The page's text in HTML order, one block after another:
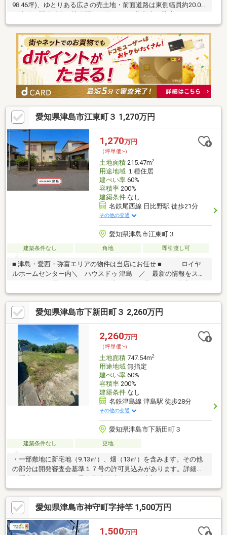
98.46坪)、ゆとりある広さの売土地・前面道路は東側幅員約20.0m
も検討可能・採光や窓の位置等、周囲の建物を考慮したプランニ
ングが可能・現況更地、プラン確定後スムーズに建築へ移行可
能・お好きなハウスメーカー・工務店等で建築可能▼周辺環境・
津島市立西小学校 徒歩5分(約350m)・ドラッグストア「ゲンキー
一本木店」徒歩2分(約90m)■ ご希望の住まい探しをお手伝いしま
す ━━━━━・・・物件の詳細・ご相談はお気軽にお問い合わせ
ください。
愛知県津島市江東町３ 1,270万円
1,270万円
（坪単価:-）
土地面積215.47m2
用途地域１種住居
建ぺい率60%
容積率200%
建築条件なし
名鉄尾西線 日比野駅 徒歩21分
その他の交通
愛知県津島市江東町３
建築条件なし 角地 即引渡し可
■ 津島・愛西・弥富エリアの物件は当店にお任せ ■ ロイヤ
ルホームセンター内＼ ハウスドゥ 津島 ／ 最新の情報をスピ
決！ネットに掲載していない物件は店頭でご紹介いたします。◆
西小学校/天王中学校◆解体更地渡し◆北東角地◆生活至便な住
環境◆近くには緑豊かな天王川公園あり※写真をクリックする
と、詳細をご覧いただけます。勤続年数が短い方・自営業者・他
に借り入れがあるなどまずはお気軽にご相談ください！豊富な実
績をもとに最適な住宅ローンをご提案！
愛知県津島市下新田町３ 2,260万円
2,260万円
（坪単価:-）
土地面積747.54m2
用途地域無指定
建ぺい率60%
容積率200%
建築条件なし
名鉄津島線 津島駅 徒歩28分
その他の交通
愛知県津島市下新田町３
建築条件なし 更地
・一部敷地に新宅地（9.13㎡）、畑（13㎡）を含みます。その他
の部分は開発審査会基準１７号の許可見込みがあります。詳細は
愛知県津島市神守町字持竿 1,500万円
1,500万円